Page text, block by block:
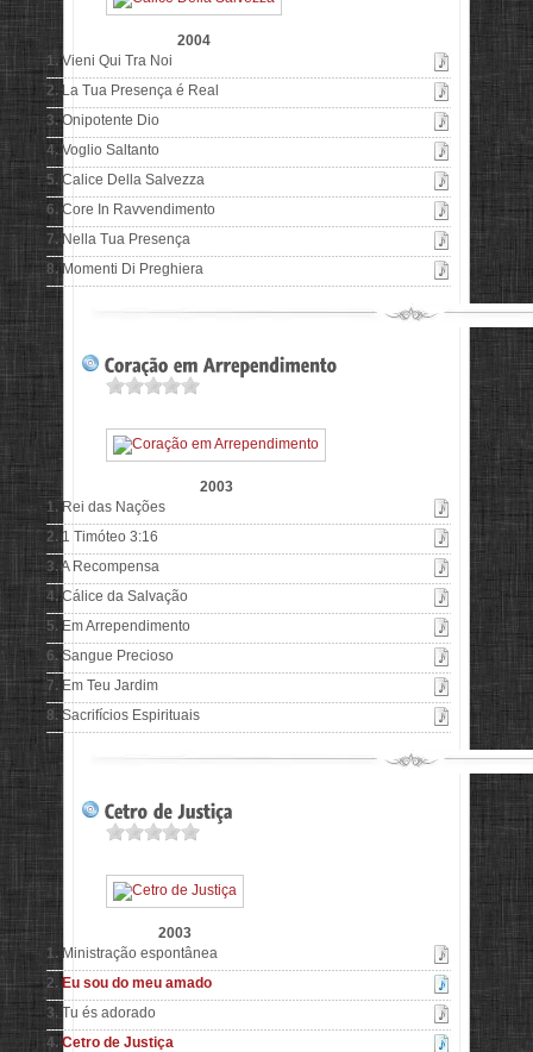
2004
1. Vieni Qui Tra Noi
2. La Tua Presença é Real
3.Onipotente Dio
4. Voglio Saltanto
5. Calice Della Salvezza
6. Core In Ravvendimento
7. Nella Tua Presença
8. Momenti Di Preghiera
2003
1. Rei das Nações
2. 1 Timóteo 3:16
3.A Recompensa
4. Cálice da Salvação
5. Em Arrependimento
6. Sangue Precioso
7. Em Teu Jardim
8. Sacrifícios Espirituais
2003
1. Ministração espontânea
2. Eu sou do meu amado
3. Tu és adorado
4. Cetro de Justiça